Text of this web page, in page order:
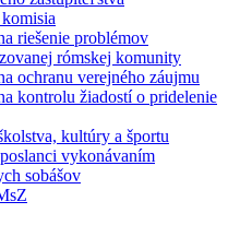
riešenie problémov
rómskej komunity
ochranu verejného záujmu
kontrolu žiadostí o pridelenie
kultúry a športu
vykonávaním
sobášov